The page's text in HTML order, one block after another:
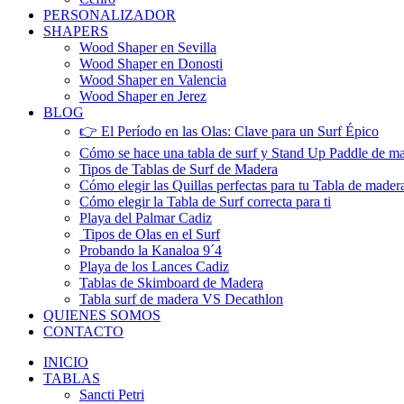
PERSONALIZADOR
SHAPERS
Wood Shaper en Sevilla
Wood Shaper en Donosti
Wood Shaper en Valencia
Wood Shaper en Jerez
BLOG
👉 El Período en las Olas: Clave para un Surf Épico
Cómo se hace una tabla de surf y Stand Up Paddle de
Tipos de Tablas de Surf de Madera
Cómo elegir las Quillas perfectas para tu Tabla de
Cómo elegir la Tabla de Surf correcta para ti
Playa del Palmar Cadiz
Tipos de Olas en el Surf
Probando la Kanaloa 9´4
Playa de los Lances Cadiz
Tablas de Skimboard de Madera
Tabla surf de madera VS Decathlon
QUIENES SOMOS
CONTACTO
INICIO
TABLAS
Sancti Petri